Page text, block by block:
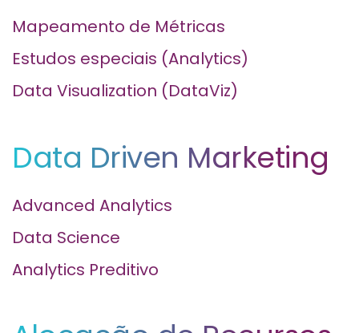
Mapeamento de Métricas
Estudos especiais (Analytics)
Data Visualization (DataViz)
Data Driven Marketing
Advanced Analytics
Data Science
Analytics Preditivo